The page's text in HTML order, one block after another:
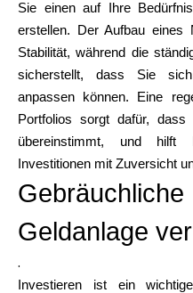
Sie einen auf Ihre
erstellen. Der Aufbau eines
Stabilität, während die
sicherstellt, dass Sie
anpassen können. Eine
Portfolios sorgt dafür,
übereinstimmt, und hilft
Investitionen mit Zuversicht
Geldanlage
.
Investieren ist ein